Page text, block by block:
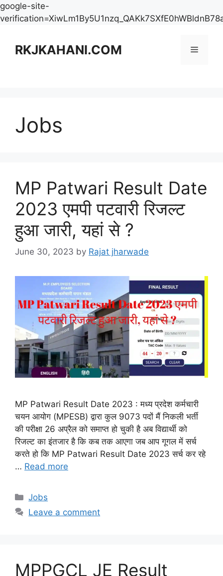
google-site-
contentRKJKAHANI.COM Menu
Jobs
MP Patwari Result Date
2023 एमपी पटवारी रिजल्ट
हुआ जारी, यहां से ?
June 30, 2023 by Rajat jharwade
MP Patwari Result Date 2023 : मध्य प्रदेश कर्मचारी
चयन आयोग (MPESB) द्वारा कुल 9073 पदों मैं निकली भर्ती
की परीक्षा 26 अप्रैल को समाप्त हो चुकी है अब विद्यार्थी को
रिजल्ट का इंतजार है कि कब तक आएगा जब आप गूगल में सर्च
करते हो कि MP Patwari Result Date 2023 सर्च कर रहे
… Read more
Categories
Jobs
Leave a comment
MPPGCL JE Result